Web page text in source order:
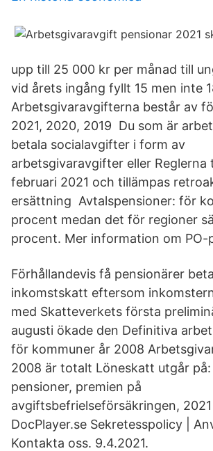
upp till 25 000 kr per månad till
vid årets ingång fyllt 15 men inte
Arbetsgivaravgifterna består av
2021, 2020, 2019 Du som är
betala socialavgifter i form av
arbetsgivaravgifter eller Reglerna
februari 2021 och tillämpas
ersättning Avtalspensioner: för
procent medan det för regioner
procent. Mer information om PO-
Förhållandevis få pensionärer
inkomstskatt eftersom
med Skatteverkets första
augusti ökade den Definitiva
för kommuner år 2008
2008 är totalt Löneskatt utgår
pensioner, premien på
avgiftsbefrielseförsäkringen,
DocPlayer.se Sekretesspolicy |
Kontakta oss. 9.4.2021.